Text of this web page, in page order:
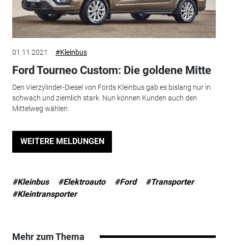
01.11.2021 #Kleinbus
Ford Tourneo Custom: Die goldene Mitte
Den Vierzylinder-Diesel von Fords Kleinbus gab es bislang nur in
schwach und ziemlich stark. Nun können Kunden auch den
Mittelweg wählen.
WEITERE MELDUNGEN
#Kleinbus #Elektroauto #Ford
#Transporter
#Kleintransporter
Mehr zum Thema